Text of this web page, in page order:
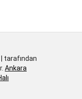
tarafından
Ankara